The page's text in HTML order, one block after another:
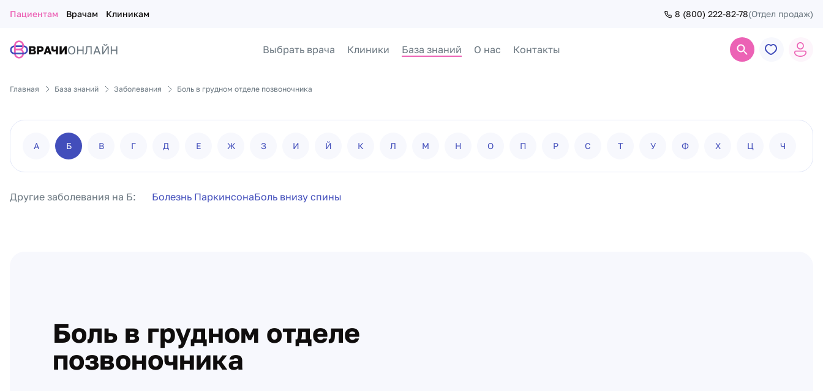
Пациентам Врачам Клиникам 8 (800) 222-82-78(Отдел продаж)
ВРАЧИОНЛАЙН Выбрать врача Клиники База знаний О нас Контакты
Главная База знаний Заболевания Боль в грудном отделе позвоночника
А Б В Г Д Е Ж З И Й К Л М Н О П Р С Т У Ф Х Ц Ч
Другие заболевания на Б: Болезнь ПаркинсонаБоль внизу спины
Боль в грудном отделе
позвоночника